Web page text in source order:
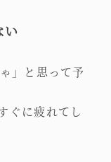
い
」と思って予
ぐに疲れてし